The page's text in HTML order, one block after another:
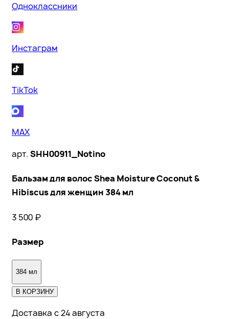
Одноклассники
Инстаграм
TikTok
MAX
арт. SHH00911_Notino
Бальзам для волос Shea Moisture Coconut &
Hibiscus для женщин 384 мл
3 500 ₽
Размер
384 мл
В КОРЗИНУ
Доставка с 24 августа